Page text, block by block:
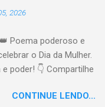
2026
Poema poderoso e
o Dia da Mulher.
poder! 👇 Compartilhe
música é uma
CONTINUE LENDO...